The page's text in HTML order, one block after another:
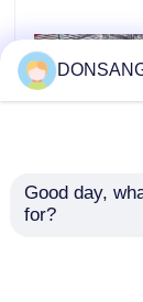
연락주세요
인용문을
수력 쇄암선
치젤 165mm
Good day,
for?